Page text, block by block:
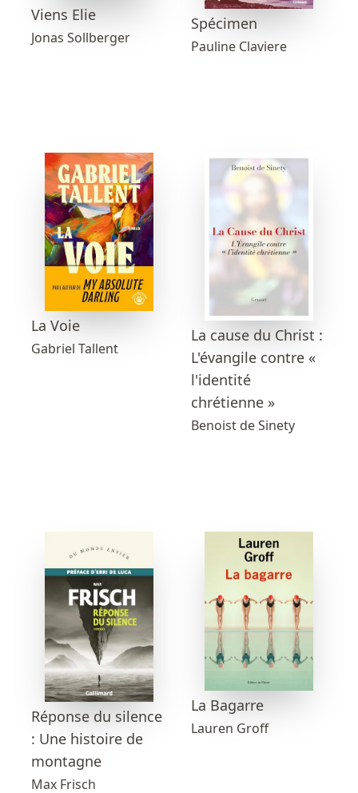
Viens Elie
Jonas Sollberger
Spécimen
Pauline Claviere
La Voie
Gabriel Tallent
La cause du Christ :
L'évangile contre «
l'identité
chrétienne »
Benoist de Sinety
Réponse du silence
: Une histoire de
montagne
Max Frisch
La Bagarre
Lauren Groff